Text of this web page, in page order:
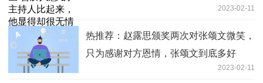
2023-02-11
热推荐：赵露思颁奖两次对张颂文微笑，
只为感谢对方恩情，张颂文到底多好
2023-02-11